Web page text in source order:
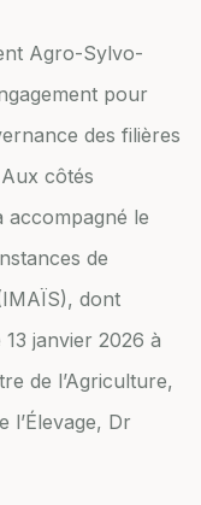
Agro-Sylvo-
pour
des filières
côtés
accompagné le
de
dont
13 janvier 2026 à
de l’Agriculture,
l’Élevage, Dr